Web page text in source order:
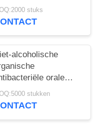
vers non-alcohol
voor
stuks
alcoholische
orale
250 ml
stukken